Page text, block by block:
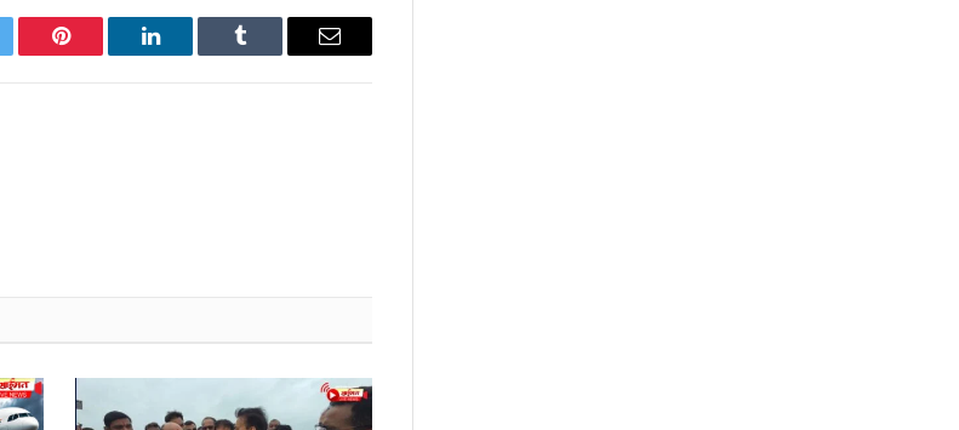
Pinterest LinkedIn Tumblr Email